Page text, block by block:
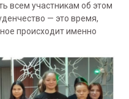
всем участникам об этом
— это время,
происходит именно